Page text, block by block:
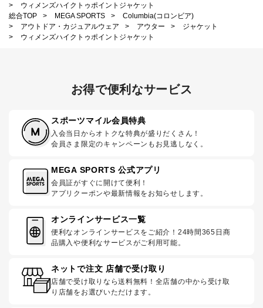
>
ウィメンズハイクトゥポイントジャケット
総合TOP
> MEGA SPORTS >
Columbia(コロンビア)
>
アウトドア・カジュアルウェア > アウター >
ジャケット
>
ウィメンズハイクトゥポイントジャケット
お得で便利なサービス
スポーツマイル会員特典
入会当日からオトクな特典が盛りだくさん！
会員さま限定のキャンペーンもお見逃しなく。
MEGA SPORTS 公式アプリ
会員証がすぐに開けて便利！
アプリクーポンや最新情報をお知らせします。
オンラインサービス一覧
便利なオンラインサービスをご紹介！24時間365日商
品購入や便利なサービスがご利用可能。
ネットで注文 店舗で受け取り
店舗で受け取りなら送料無料！全店舗の中から受け取
り店舗をお選びいただけます。